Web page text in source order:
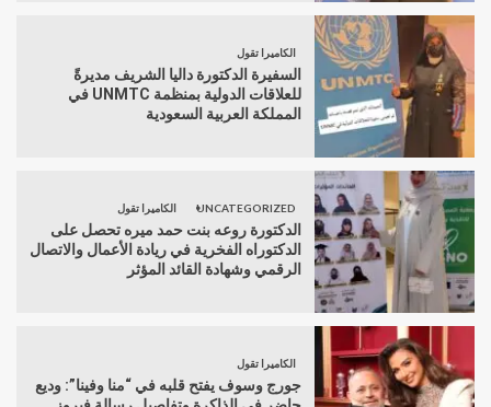
الكاميرا تقول
السفيرة الدكتورة داليا الشريف مديرةً
للعلاقات الدولية بمنظمة UNMTC في
المملكة العربية السعودية
UNCATEGORIZED الكاميرا تقول
الدكتورة روعه بنت حمد ميره تحصل على
الدكتوراه الفخرية في ريادة الأعمال والاتصال
الرقمي وشهادة القائد المؤثر
الكاميرا تقول
جورج وسوف يفتح قلبه في “منا وفينا”: وديع